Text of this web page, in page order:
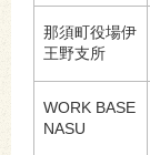
那須町役場伊
王野支所
WORK BASE
NASU